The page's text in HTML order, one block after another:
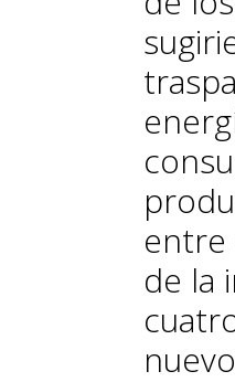
entre
de la